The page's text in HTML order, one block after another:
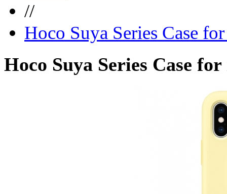
//
Hoco Suya Series Case
Hoco Suya Series Case